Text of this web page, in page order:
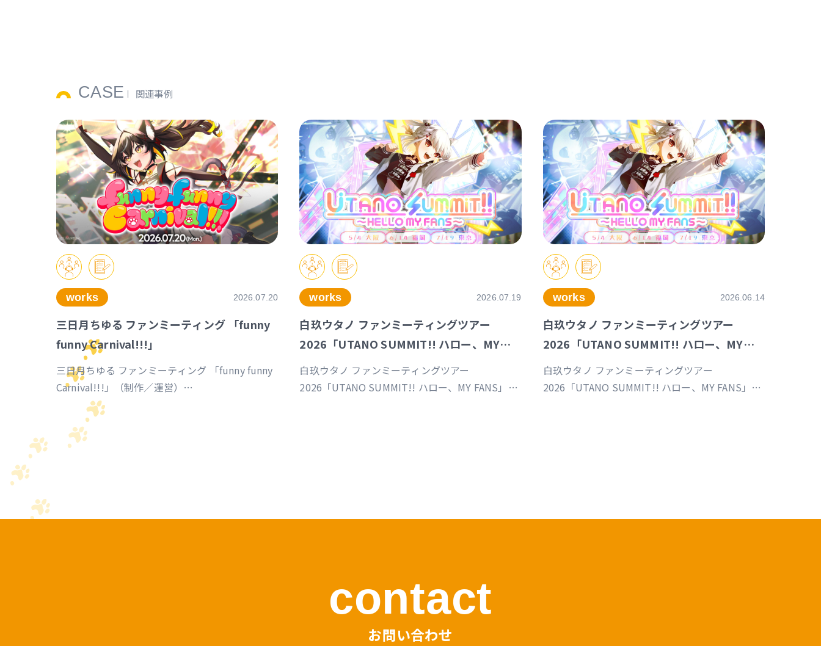
CASE 関連事例
works 2026.07.20
三日月ちゆる ファンミーティング 「funny
funny Carnival!!!」
三日月ちゆる ファンミーティング 「funny funny
Carnival!!!」（制作／運営）
https://univirtual.jp/events/funnyfunnycarnival
works 2026.07.19
白玖ウタノ ファンミーティングツアー
2026「UTANO SUMMIT!! ハロー、MY
FANS」東京公演
白玖ウタノ ファンミーティングツアー
2026「UTANO SUMMIT!! ハロー、MY FANS」東
works 2026.06.14
白玖ウタノ ファンミーティングツアー
2026「UTANO SUMMIT!! ハロー、MY
FANS」福岡公演
白玖ウタノ ファンミーティングツアー
2026「UTANO SUMMIT!! ハロー、MY FANS」福
contact
お問い合わせ